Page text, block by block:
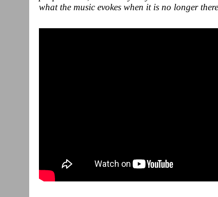
what the music evokes when it is no longer